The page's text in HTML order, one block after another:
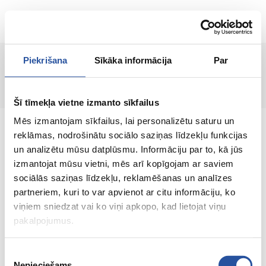
Piekrišana Sīkāka informācija Par
Šī tīmekļa vietne izmanto sīkfailus
Mēs izmantojam sīkfailus, lai personalizētu saturu un
reklāmas, nodrošinātu sociālo saziņas līdzekļu funkcijas
un analizētu mūsu datplūsmu. Informāciju par to, kā jūs
izmantojat mūsu vietni, mēs arī kopīgojam ar saviem
sociālās saziņas līdzekļu, reklamēšanas un analīzes
partneriem, kuri to var apvienot ar citu informāciju, ko
viņiem sniedzat vai ko viņi apkopo, kad lietojat viņu
pakalpojumus.
EN
Page not found!
An online store with great prices and quality
products, where customer satisfaction is our
main value.
Everything for your home and
garden!